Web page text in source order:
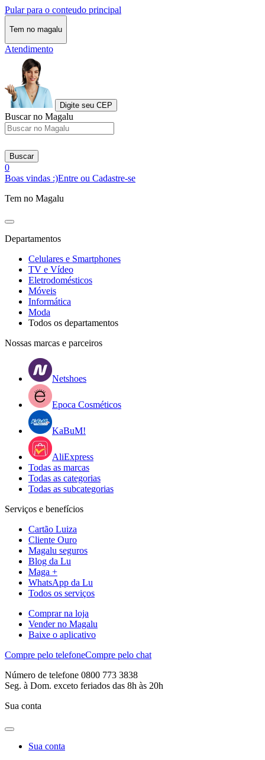
Pular para o conteudo principal
Tem no magalu
Atendimento
Digite seu CEP
Buscar no Magalu
Buscar
0
Boas vindas :)Entre ou Cadastre-se
Tem no Magalu
Departamentos
Celulares e Smartphones
TV e Vídeo
Eletrodomésticos
Móveis
Informática
Moda
Todos os departamentos
Nossas marcas e parceiros
Netshoes
Epoca Cosméticos
KaBuM!
AliExpress
Todas as marcas
Todas as categorias
Todas as subcategorias
Serviços e benefícios
Cartão Luiza
Cliente Ouro
Magalu seguros
Blog da Lu
Maga +
WhatsApp da Lu
Todos os serviços
Comprar na loja
Vender no Magalu
Baixe o aplicativo
Compre pelo telefoneCompre pelo chat
Número de telefone 0800 773 3838
Seg. à Dom. exceto feriados das 8h às 20h
Sua conta
Sua conta